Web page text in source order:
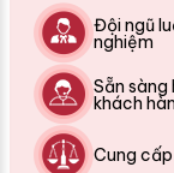
Đội ngũ
nghiệm
Sẵn
khách
Cung